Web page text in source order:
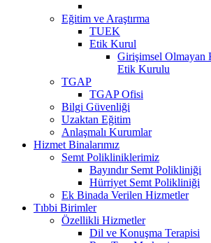
Eğitim ve Araştırma
TUEK
Etik Kurul
Girişimsel Olmayan
Etik Kurulu
TGAP
TGAP Ofisi
Bilgi Güvenliği
Uzaktan Eğitim
Anlaşmalı Kurumlar
Hizmet Binalarımız
Semt Polikliniklerimiz
Bayındır Semt Polikliniği
Hürriyet Semt Polikliniği
Ek Binada Verilen Hizmetler
Tıbbi Birimler
Özellikli Hizmetler
Dil ve Konuşma Terapisi